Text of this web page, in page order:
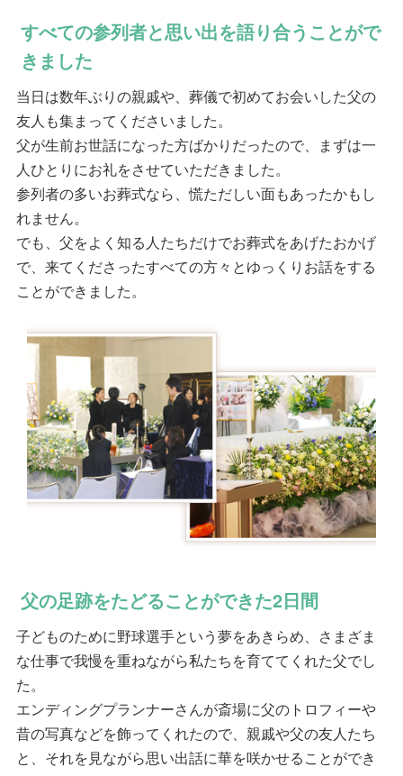
すべての参列者と思い出を語り合うことがで
きました
当日は数年ぶりの親戚や、葬儀で初めてお会いした父の
友人も集まってくださいました。
父が生前お世話になった方ばかりだったので、まずは一
人ひとりにお礼をさせていただきました。
参列者の多いお葬式なら、慌ただしい面もあったかもし
れません。
でも、父をよく知る人たちだけでお葬式をあげたおかげ
で、来てくださったすべての方々とゆっくりお話をする
ことができました。
父の足跡をたどることができた2日間
子どものために野球選手という夢をあきらめ、さまざま
な仕事で我慢を重ねながら私たちを育ててくれた父でし
た。
エンディングプランナーさんが斎場に父のトロフィーや
昔の写真などを飾ってくれたので、親戚や父の友人たち
と、それを見ながら思い出話に華を咲かせることができ